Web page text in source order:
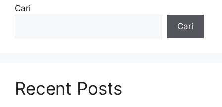
Cari
Cari
Recent Posts